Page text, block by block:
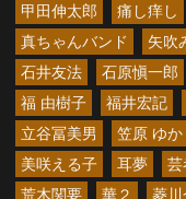
甲田伸太郎
痛し痒し
真ちゃんバンド
矢吹
石井友法
石原愼一郎
福 由樹子
福井宏記
立谷冨美男
笠原 ゆか
美咲える子
耳夢 芸
荒木関要
華２ 菱